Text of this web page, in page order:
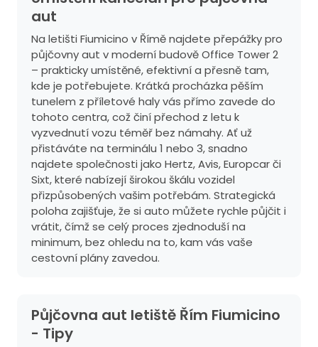
aut
Na letišti Fiumicino v Římě najdete přepážky pro
půjčovny aut v moderní budově Office Tower 2
– prakticky umístěné, efektivní a přesně tam,
kde je potřebujete. Krátká procházka pěším
tunelem z příletové haly vás přímo zavede do
tohoto centra, což činí přechod z letu k
vyzvednutí vozu téměř bez námahy. Ať už
přistáváte na terminálu 1 nebo 3, snadno
najdete společnosti jako Hertz, Avis, Europcar či
Sixt, které nabízejí širokou škálu vozidel
přizpůsobených vašim potřebám. Strategická
poloha zajišťuje, že si auto můžete rychle půjčit i
vrátit, čímž se celý proces zjednoduší na
minimum, bez ohledu na to, kam vás vaše
cestovní plány zavedou.
Půjčovna aut letiště Řím Fiumicino
- Tipy